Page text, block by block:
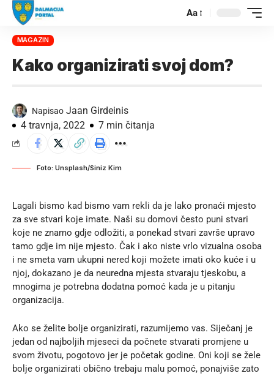
Aa
MAGAZIN
Kako organizirati svoj dom?
Napisao Jaan Girdeinis
4 travnja, 2022
7 min čitanja
Foto: Unsplash/Siniz Kim
Lagali bismo kad bismo vam rekli da je lako pronaći mjesto
za sve stvari koje imate. Naši su domovi često puni stvari
koje ne znamo gdje odložiti, a ponekad stvari završe upravo
tamo gdje im nije mjesto. Čak i ako niste vrlo vizualna osoba
i ne smeta vam ukupni nered koji možete imati oko kuće i u
njoj, dokazano je da neuredna mjesta stvaraju tjeskobu, a
mnogima je potrebna dodatna pomoć kada je u pitanju
organizacija.
Ako se želite bolje organizirati, razumijemo vas. Siječanj je
jedan od najboljih mjeseci da počnete stvarati promjene u
svom životu, pogotovo jer je početak godine. Oni koji se žele
bolje organizirati obično trebaju malu pomoć, ponajviše zato